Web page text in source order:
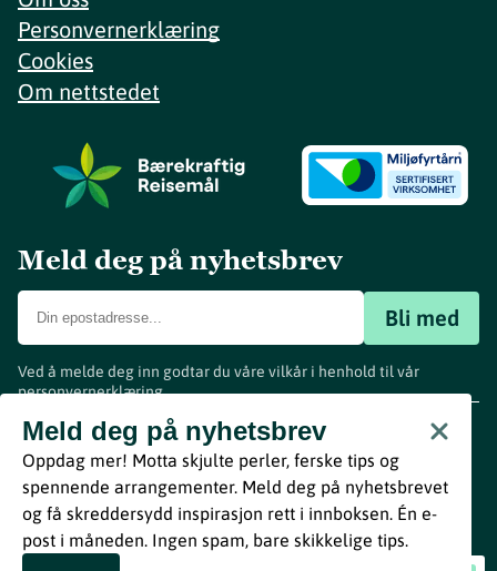
Personvernerklæring
Cookies
Om nettstedet
Meld deg på nyhetsbrev
Bli med
Ved å melde deg inn godtar du våre vilkår i henhold til vår
personvernerklæring.
Meld deg på nyhetsbrev
Oppdag mer! Motta skjulte perler, ferske tips og
spennende arrangementer. Meld deg på nyhetsbrevet
og få skreddersydd inspirasjon rett i innboksen. Én e-
post i måneden. Ingen spam, bare skikkelige tips.
www.visitvestfold.com
Turistinformasjon
Vestfold Fylkeskommune
ByBreakfast